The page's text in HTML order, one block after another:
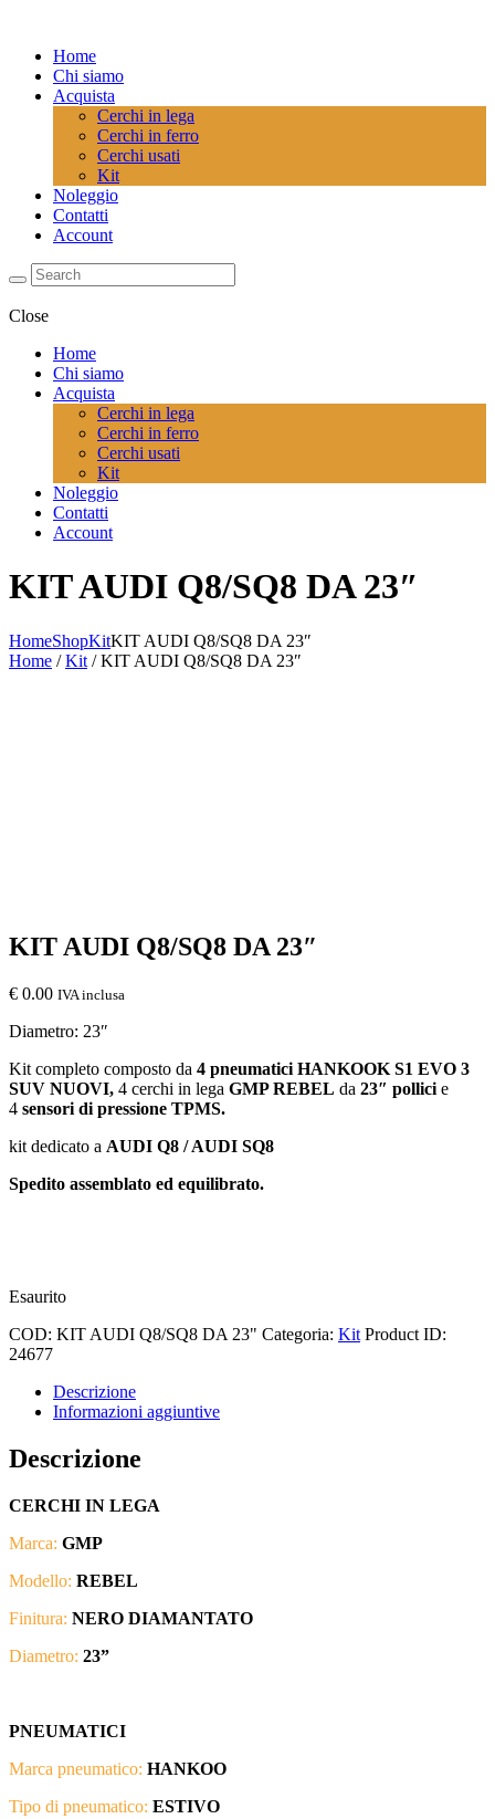
Home
Chi siamo
Acquista
Cerchi in lega
Cerchi in ferro
Cerchi usati
Kit
Noleggio
Contatti
Account
Close
Home
Chi siamo
Acquista
Cerchi in lega
Cerchi in ferro
Cerchi usati
Kit
Noleggio
Contatti
Account
KIT AUDI Q8/SQ8 DA 23″
HomeShopKitKIT AUDI Q8/SQ8 DA 23″
Home /Kit / KIT AUDI Q8/SQ8 DA 23″
KIT AUDI Q8/SQ8 DA 23″
€ 0.00 IVA inclusa
Diametro: 23″
Kit completo composto da 4 pneumatici HANKOOK S1 EVO 3
SUV NUOVI, 4 cerchi in lega GMP REBEL da 23″ pollici e
4 sensori di pressione TPMS.
kit dedicato a AUDI Q8 / AUDI SQ8
Spedito assemblato ed equilibrato.
Esaurito
COD: KIT AUDI Q8/SQ8 DA 23" Categoria: Kit Product ID:
24677
Descrizione
Informazioni aggiuntive
Descrizione
CERCHI IN LEGA
Marca: GMP
Modello: REBEL
Finitura: NERO DIAMANTATO
Diametro: 23”
PNEUMATICI
Marca pneumatico: HANKOO
Tipo di pneumatico: ESTIVO